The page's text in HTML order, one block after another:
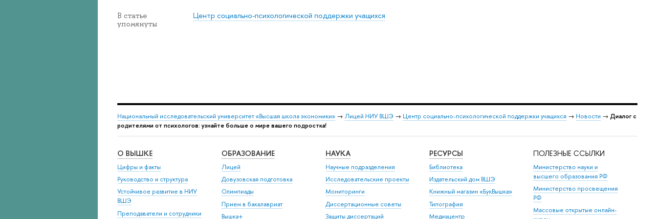
В статье
упомянуты
Центр социально-психологической поддержки учащихся
Национальный исследовательский университет «Высшая школа экономики» → Лицей НИУ ВШЭ → Центр социально-психологической поддержки учащихся → Новости → Диалог с
родителями от психологов: узнайте больше о мире вашего подростка!
О ВЫШКЕ
Цифры и факты
Руководство и структура
Устойчивое развитие в НИУ
ВШЭ
Преподаватели и сотрудники
ОБРАЗОВАНИЕ
Лицей
Довузовская подготовка
Олимпиады
Прием в бакалавриат
Вышка+
НАУКА
Научные подразделения
Исследовательские проекты
Мониторинги
Диссертационные советы
Защиты диссертаций
РЕСУРСЫ
Библиотека
Издательский дом ВШЭ
Книжный магазин «БукВышка»
Типография
Медиацентр
ПОЛЕЗНЫЕ ССЫЛКИ
Министерство науки и
высшего образования РФ
Министерство просвещения
РФ
Массовые открытые онлайн-